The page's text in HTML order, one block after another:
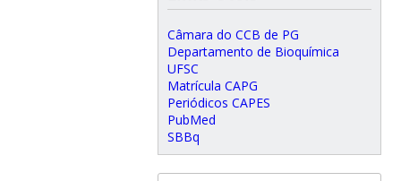
Câmara do CCB de PG
Departamento de Bioquímica
UFSC
Matrícula CAPG
Periódicos CAPES
PubMed
SBBq